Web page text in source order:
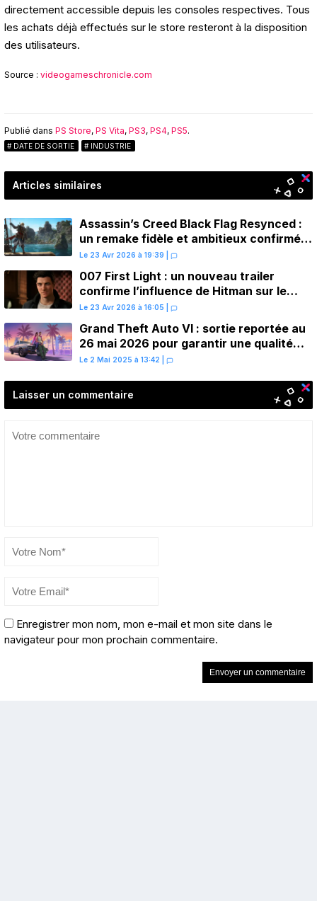
directement accessible depuis les consoles respectives. Tous
les achats déjà effectués sur le store resteront à la disposition
des utilisateurs.
Source : videogameschronicle.com
Publié dans PS Store, PS Vita, PS3, PS4, PS5.
DATE DE SORTIE INDUSTRIE
Articles similaires
Assassin’s Creed Black Flag Resynced :
un remake fidèle et ambitieux confirmé
pour juillet sur PS5
Le 23 Avr 2026 à 19:39
007 First Light : un nouveau trailer
confirme l’influence de Hitman sur le
gameplay
Le 23 Avr 2026 à 16:05
Grand Theft Auto VI : sortie reportée au
26 mai 2026 pour garantir une qualité
optimale
Le 2 Mai 2025 à 13:42
Laisser un commentaire
Enregistrer mon nom, mon e-mail et mon site dans le
navigateur pour mon prochain commentaire.